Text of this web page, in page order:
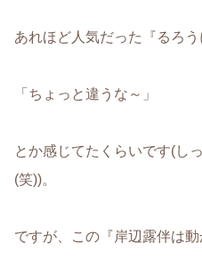
あれほど人気だった『るろう
「ちょっと違うな～」
とか感じてたくらいです(し
(笑))。
ですが、この『岸辺露伴は